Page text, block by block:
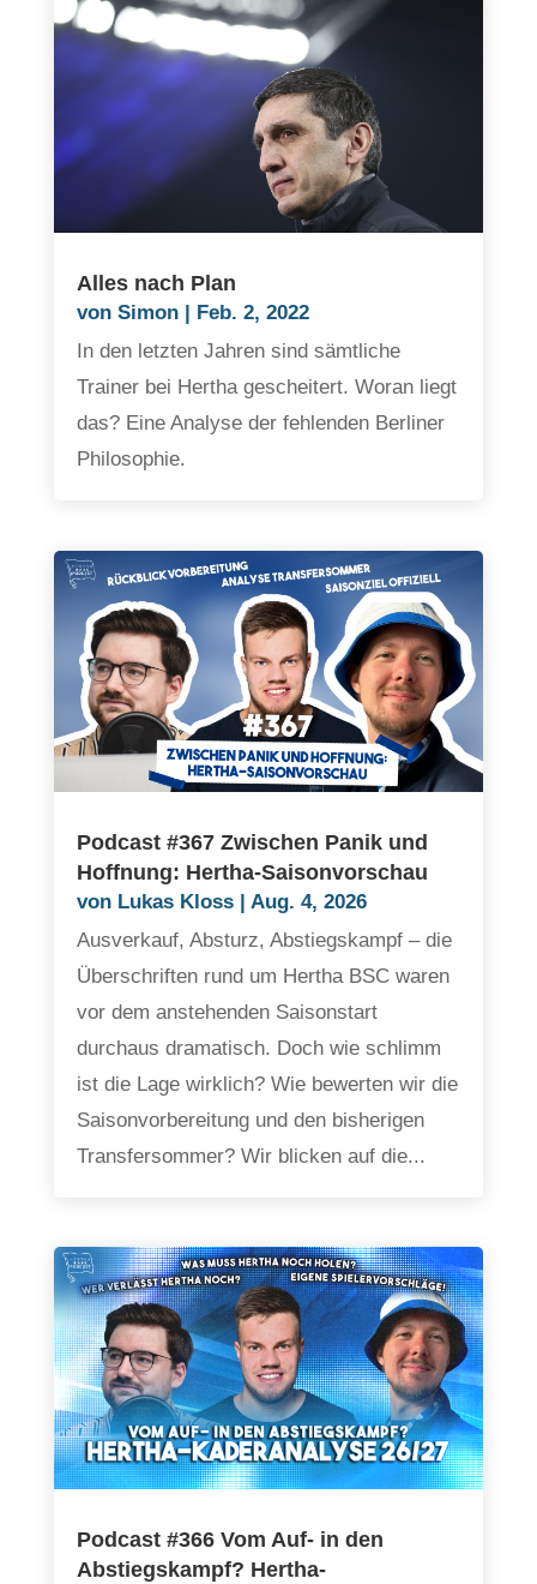
Alles nach Plan
von Simon|
Feb. 2, 2022
In den letzten Jahren sind sämtliche
Trainer bei Hertha gescheitert. Woran liegt
das? Eine Analyse der fehlenden Berliner
Philosophie.
Podcast #367 Zwischen Panik und
Hoffnung: Hertha-Saisonvorschau
von Lukas Kloss| Aug. 4, 2026
Ausverkauf, Absturz, Abstiegskampf – die
Überschriften rund um Hertha BSC waren
vor dem anstehenden Saisonstart
durchaus dramatisch. Doch wie schlimm
ist die Lage wirklich? Wie bewerten wir die
Saisonvorbereitung und den bisherigen
Transfersommer? Wir blicken auf die...
Podcast #366 Vom Auf- in den
Abstiegskampf? Hertha-